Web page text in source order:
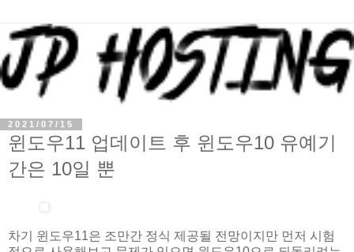
2021/07/15
윈도우11 업데이트 후 윈도우10 유예기
간은 10일 뿐
차기 윈도우11은 조만간 정식 제공될 전망이지만 먼저 시험